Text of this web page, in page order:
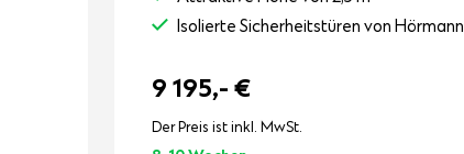
Isolierte Sicherheitstüren von Hörmann
9 195,- €
Der Preis ist inkl. MwSt.